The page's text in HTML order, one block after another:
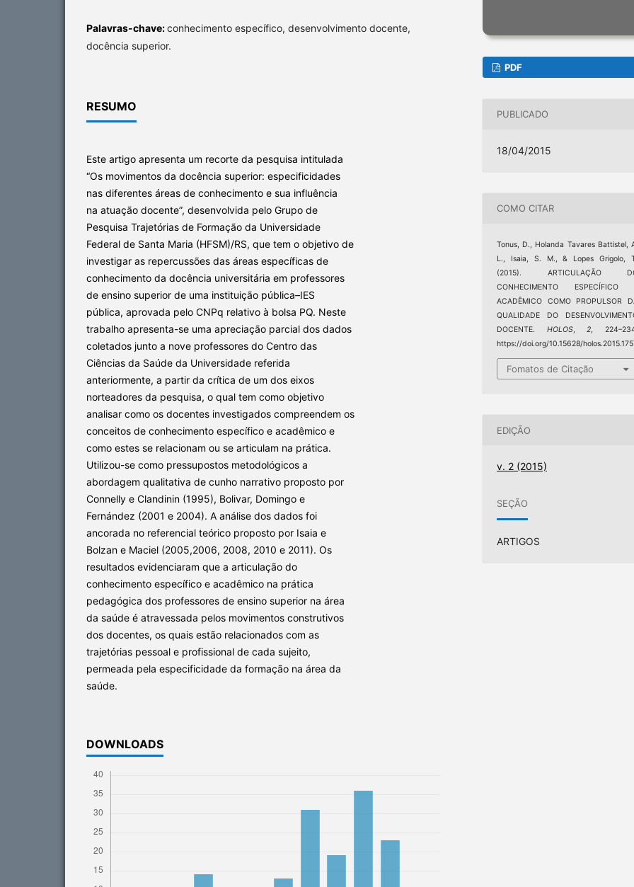
Palavras-chave:conhecimento específico, desenvolvimento docente,
docência superior.
RESUMO
Este artigo apresenta um recorte da pesquisa intitulada
“Os movimentos da docência superior: especificidades
nas diferentes áreas de conhecimento e sua influência
na atuação docente”, desenvolvida pelo Grupo de
Pesquisa Trajetórias de Formação da Universidade
Federal de Santa Maria (HFSM)/RS, que tem o objetivo de
investigar as repercussões das áreas específicas de
conhecimento da docência universitária em professores
de ensino superior de uma instituição pública–IES
pública, aprovada pelo CNPq relativo à bolsa PQ. Neste
trabalho apresenta-se uma apreciação parcial dos dados
coletados junto a nove professores do Centro das
Ciências da Saúde da Universidade referida
anteriormente, a partir da crítica de um dos eixos
norteadores da pesquisa, o qual tem como objetivo
analisar como os docentes investigados compreendem os
conceitos de conhecimento específico e acadêmico e
como estes se relacionam ou se articulam na prática.
Utilizou-se como pressupostos metodológicos a
abordagem qualitativa de cunho narrativo proposto por
Connelly e Clandinin (1995), Bolivar, Domingo e
Fernández (2001 e 2004). A análise dos dados foi
ancorada no referencial teórico proposto por Isaia e
Bolzan e Maciel (2005,2006, 2008, 2010 e 2011). Os
resultados evidenciaram que a articulação do
conhecimento específico e acadêmico na prática
pedagógica dos professores de ensino superior na área
da saúde é atravessada pelos movimentos construtivos
dos docentes, os quais estão relacionados com as
trajetórias pessoal e profissional de cada sujeito,
permeada pela especificidade da formação na área da
saúde.
DOWNLOADS
PDF
PUBLICADO
18/04/2015
COMO CITAR
Tonus, D., Holanda Tavares Battistel,
L., Isaia, S. M., & Lopes Grigolo,
(2015). ARTICULAÇÃO
CONHECIMENTO ESPECÍFICO
ACADÊMICO COMO PROPULSOR
QUALIDADE DO
DOCENTE. HOLOS, 2 ,
https://doi.org/10.15628/
Fomatos de Citação
EDIÇÃO
v. 2 (2015)
SEÇÃO
ARTIGOS